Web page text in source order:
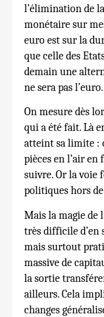
l’élimination de
monétaire sur
euro est sur la
que celle des
demain une
ne sera pas l’euro.
On mesure dès
qui a été fait. Là
atteint sa limite :
pièces en l’air
suivre. Or la voie
politiques hors
Mais la magie de
très difficile d’en
mais surtout
massive de
la sortie
ailleurs. Cela
changes